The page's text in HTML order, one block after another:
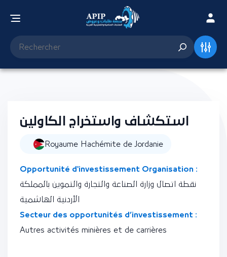
استكشاف واستخراج الكاولين
Royaume Hachémite de Jordanie
Opportunité d'investissement Organisation :
نقطة اتصال وزارة الصناعة والتجارة والتموين بالمملكة
الأردنية الهاشمية
Secteur des opportunités d’investissement :
Autres activités minières et de carrières